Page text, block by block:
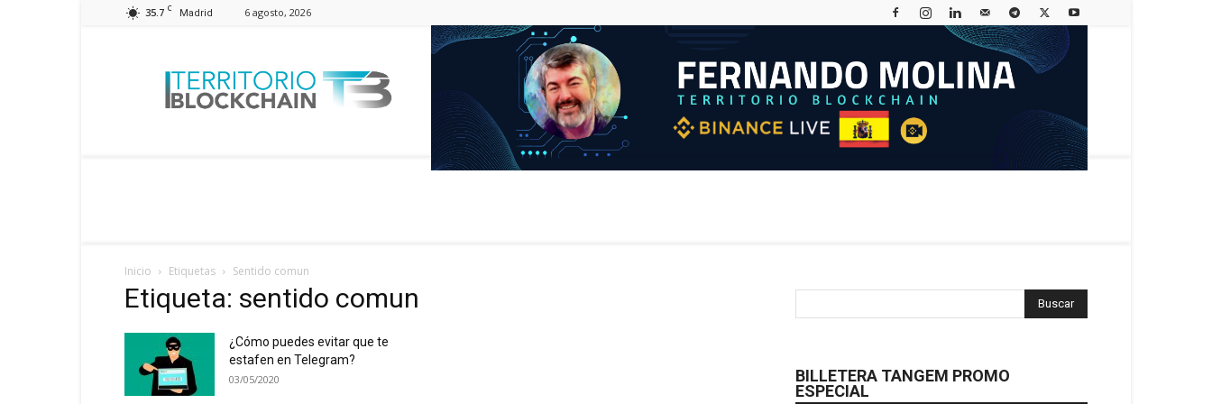
35.7 C Madrid 6 agosto, 2026
Blockchain
Inicio Etiquetas Sentido comun
Etiqueta: sentido comun
¿Cómo puedes evitar que te
estafen en Telegram?
03/05/2020
BILLETERA TANGEM PROMO
ESPECIAL